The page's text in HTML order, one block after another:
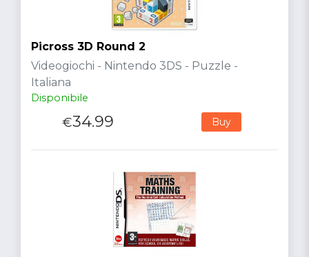
Picross 3D Round 2
Videogiochi - Nintendo 3DS - Puzzle -
Italiana
Disponibile
€34.99 Buy